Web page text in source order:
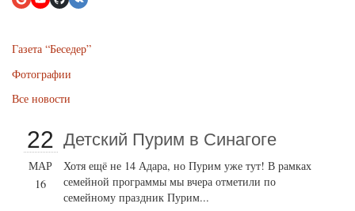
Газета “Беседер”
Фотографии
Все новости
22
МАР
16
Детский Пурим в Синагоге
Хотя ещё не 14 Адара, но Пурим уже тут! В рамках
семейной программы мы вчера отметили по
семейному праздник Пурим...